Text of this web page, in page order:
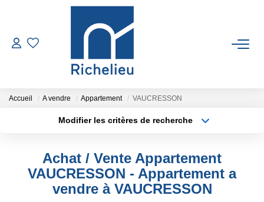
VENTES
LOCATIONS
GESTION
Accueil A vendre Appartement VAUCRESSON
Modifier les critères de recherche
Sélectionnez...
Type de bien
Surface min
Achat / Vente Appartement
VAUCRESSON - Appartement a
vendre à VAUCRESSON